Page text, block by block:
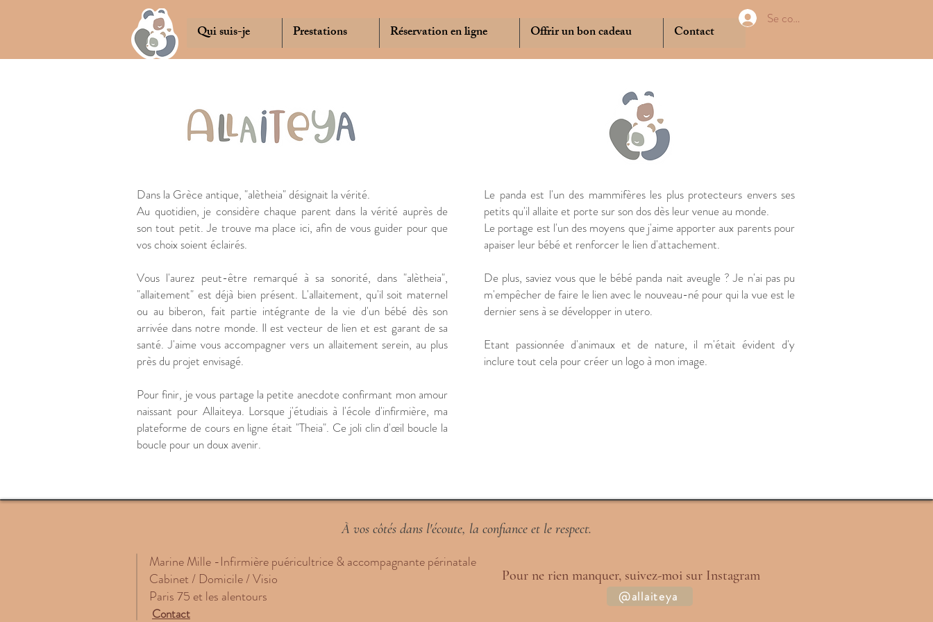
Qui suis-je Prestations Réservation en ligne Offrir un bon cadeau Contact
Se connecter
​Dans la Grèce antique, "alètheia" désignait la vérité.
Au quotidien, je considère chaque parent dans la vérité auprès de
son tout petit. Je trouve ma place ici, afin de vous guider pour que
vos choix soient éclairés.
Vous l'aurez peut-être remarqué à sa sonorité, dans "alètheia",
"allaitement" est déjà bien présent. L'allaitement, qu'il soit maternel
ou au biberon, fait partie intégrante de la vie d'un bébé dès son
arrivée dans notre monde. Il est vecteur de lien et est garant de sa
santé. J'aime vous accompagner vers un allaitement serein, au plus
près du projet envisagé.
Pour finir, je vous partage la petite anecdote confirmant mon amour
naissant pour Allaiteya. Lorsque j'étudiais à l'école d'infirmière, ma
plateforme de cours en ligne était "Theia". Ce joli clin d'œil boucle la
boucle pour un doux avenir.
​Le panda est l'un des mammifères les plus protecteurs envers ses
petits qu'il allaite et porte sur son dos dès leur venue au monde.
Le portage est l'un des moyens que j'aime apporter aux parents pour
apaiser leur bébé et renforcer le lien d'attachement. ​
De plus, saviez vous que le bébé panda nait aveugle ? Je n'ai pas pu
m'empêcher de faire le lien avec le nouveau-né pour qui la vue est le
dernier sens à se développer in utero.​
Etant passionnée d'animaux et de nature, il m'était évident d'y
inclure tout cela pour créer un logo à mon image.
À vos côtés dans l'écoute, la confiance et le respect.
Marine Mille -Infirmière puéricultrice & accompagnante périnatale
Cabinet / Domicile / Visio
Paris 75 et les alentours
Contact
Pour ne rien manquer, suivez-moi sur Instagram
@allaiteya